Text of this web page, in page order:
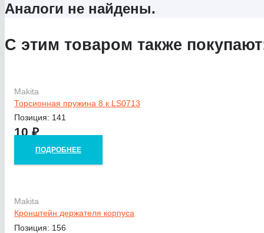
Аналоги не найдены.
С этим товаром также
Makita
Торсионная пружина 8 к LS0713
Позиция: 141
10₽
ПОДРОБНЕЕ
Makita
Кронштейн держателя корпуса
Позиция: 156